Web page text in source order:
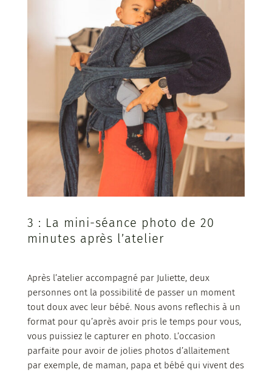
3 : La mini-séance photo de 20
minutes après l’atelier
Après l’atelier accompagné par Juliette, deux
personnes ont la possibilité de passer un moment
tout doux avec leur bébé. Nous avons reflechis à un
format pour qu’après avoir pris le temps pour vous,
vous puissiez le capturer en photo. L’occasion
parfaite pour avoir de jolies photos d’allaitement
par exemple, de maman, papa et bébé qui vivent des